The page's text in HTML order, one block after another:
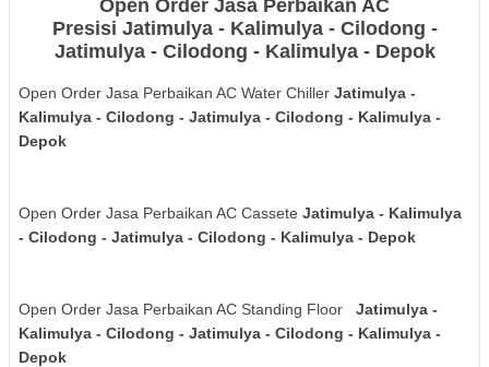
Open Order Jasa Perbaikan AC
Presisi Jatimulya - Kalimulya - Cilodong -
Jatimulya - Cilodong - Kalimulya - Depok
Open Order Jasa Perbaikan AC Water Chiller Jatimulya -
Kalimulya - Cilodong - Jatimulya - Cilodong - Kalimulya -
Depok
Open Order Jasa Perbaikan AC Cassete Jatimulya - Kalimulya
- Cilodong - Jatimulya - Cilodong - Kalimulya - Depok
Open Order Jasa Perbaikan AC Standing Floor Jatimulya -
Kalimulya - Cilodong - Jatimulya - Cilodong - Kalimulya -
Depok